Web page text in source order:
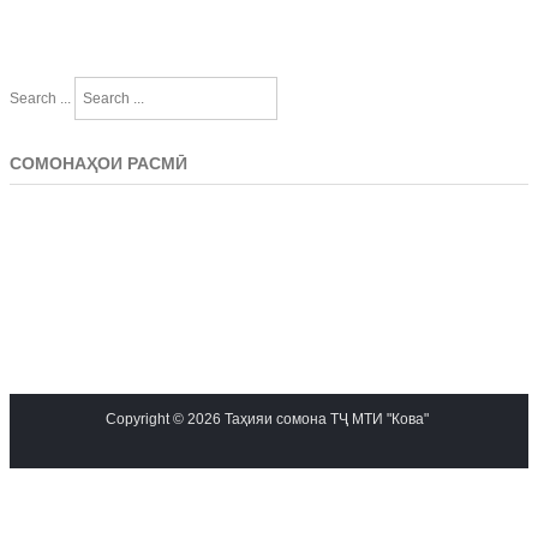
Search ...
СОМОНАҲОИ РАСМӢ
Copyright © 2026 Таҳияи сомона ТҶ МТИ "Кова"